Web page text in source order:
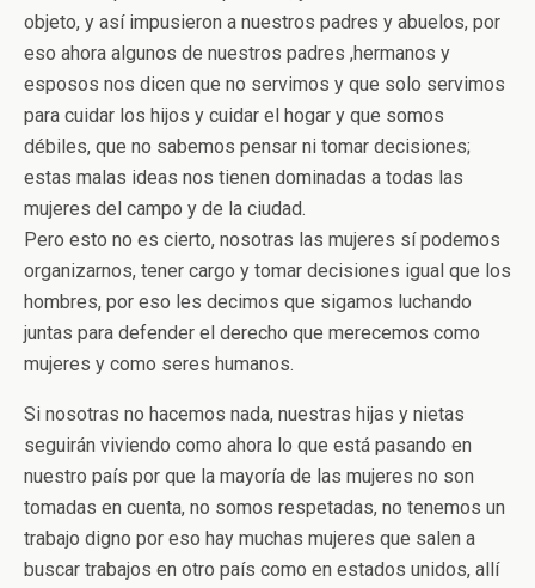
objeto, y así impusieron a nuestros padres y abuelos, por
eso ahora algunos de nuestros padres ,hermanos y
esposos nos dicen que no servimos y que solo servimos
para cuidar los hijos y cuidar el hogar y que somos
débiles, que no sabemos pensar ni tomar decisiones;
estas malas ideas nos tienen dominadas a todas las
mujeres del campo y de la ciudad.
Pero esto no es cierto, nosotras las mujeres sí podemos
organizarnos, tener cargo y tomar decisiones igual que los
hombres, por eso les decimos que sigamos luchando
juntas para defender el derecho que merecemos como
mujeres y como seres humanos.
Si nosotras no hacemos nada, nuestras hijas y nietas
seguirán viviendo como ahora lo que está pasando en
nuestro país por que la mayoría de las mujeres no son
tomadas en cuenta, no somos respetadas, no tenemos un
trabajo digno por eso hay muchas mujeres que salen a
buscar trabajos en otro país como en estados unidos, allí